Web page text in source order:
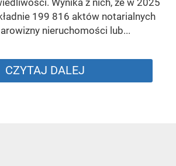
199 816 aktów notarialnych
nieruchomości lub...
CZYTAJ DALEJ